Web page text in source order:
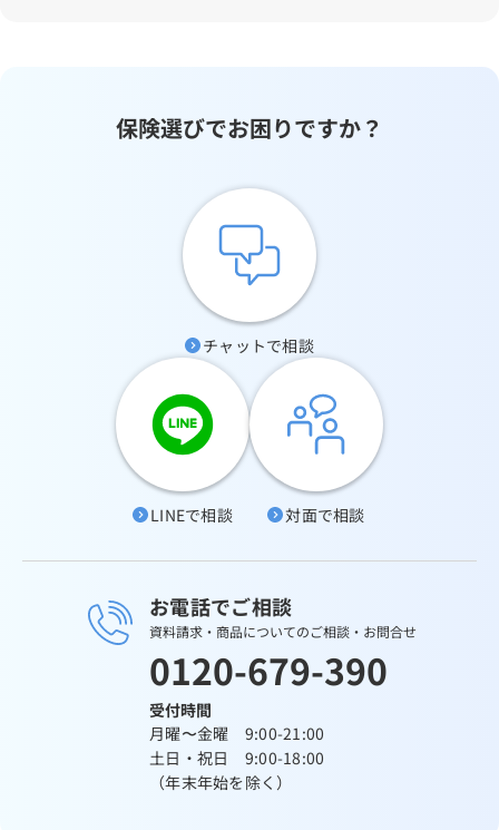
保険選びでお困りですか？
チャットで相談
LINEで相談 対面で相談
お電話でご相談
資料請求・商品についてのご相談・お問合せ
0120-679-390
受付時間
月曜〜金曜 9:00-21:00
土日・祝日 9:00-18:00
（年末年始を除く）